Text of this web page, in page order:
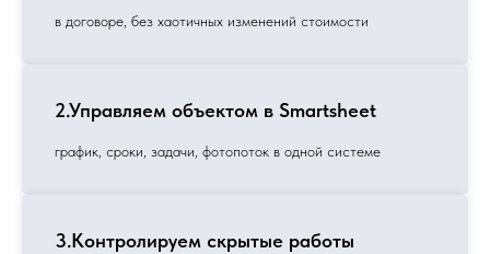
в договоре, без хаотичных изменений стоимости
2.Управляем объектом в Smartsheet
график, сроки, задачи, фотопоток в одной системе
3.Контролируем скрытые работы